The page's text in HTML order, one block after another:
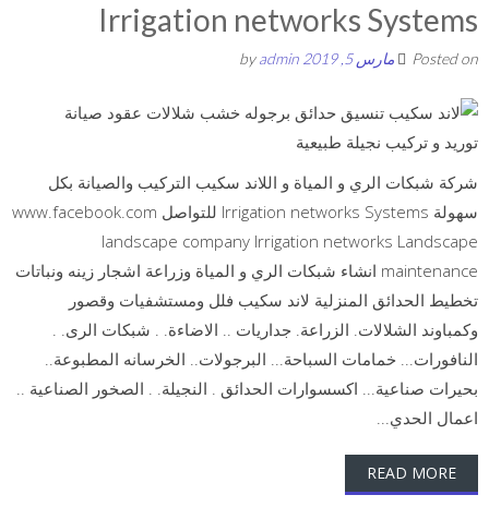
Irrigation networks Systems
Posted on مارس 5, 2019 admin
شركة شبكات الري و المياة و اللاند سكيب التركيب والصيانة بكل
سهولة Irrigation networks Systems للتواصل www.facebook.com
landscape company Irrigation networks Landscape
maintenance انشاء شبكات الري و المياة وزراعة اشجار زينه ونباتات
تخطيط الحدائق المنزلية لاند سكيب فلل ومستشفيات وقصور
وكمباوند الشلالات. الزراعة. جداريات .. الاضاءة. . شبكات الرى. .
النافورات... خمامات السباحة... البرجولات.. الخرسانه المطبوعة..
بحيرات صناعية... اكسسوارات الحدائق . النجيلة. . الصخور الصناعية ..
اعمال الحدي...
READ MORE